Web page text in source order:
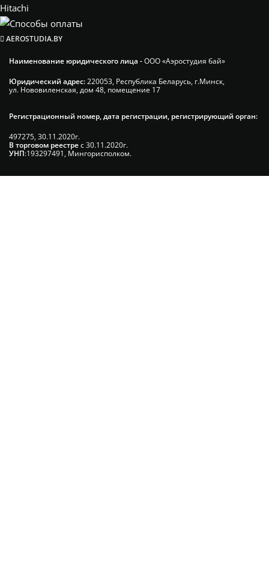
Hitachi
AEROSTUDIA.BY
Наименование юридического лица -ООО «Аэростудия бай»
Юридический адрес:220053, Республика Беларусь, г.Минск,
ул. Нововиленская, дом 48, помещение 17
Регистрационный номер, дата регистрации, регистрирующий орган:
497275, 30.11.2020г.
В торговом реестрес 30.11.2020г.
УНП:193297491, Мингорисполком.